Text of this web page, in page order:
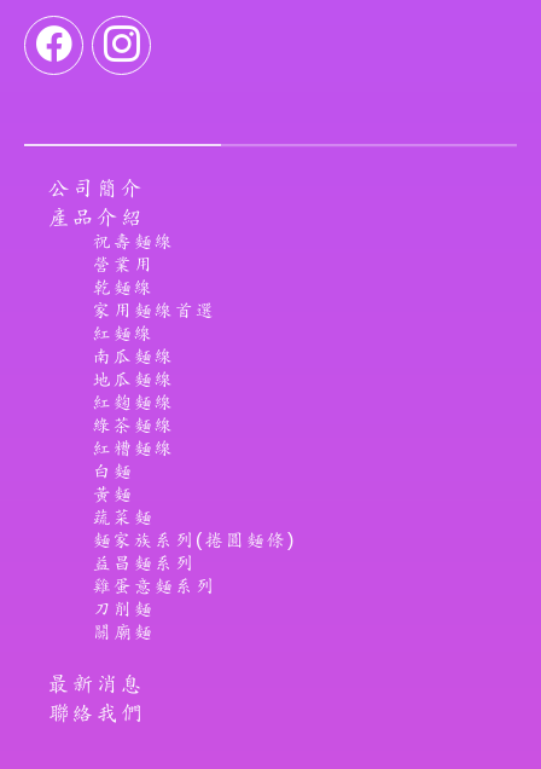
公司簡介
產品介紹
祝壽麵線
營業用
乾麵線
家用麵線首選
紅麵線
南瓜麵線
地瓜麵線
紅麴麵線
綠茶麵線
紅糟麵線
白麵
黃麵
蔬菜麵
麵家族系列(捲圓麵條)
益昌麵系列
雞蛋意麵系列
刀削麵
關廟麵
最新消息
聯絡我們